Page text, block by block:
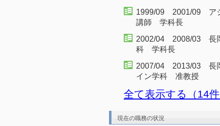
1999/09 2001/09 ア
講師 学科長
2002/04 2008/03 長
科 学科長
2007/04 2013/03 長
イン学科 准教授
全て表示する（14
現在の職務の状況